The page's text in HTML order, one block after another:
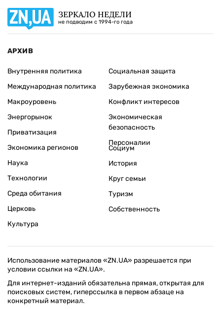
ЗЕРКАЛО НЕДЕЛИ
не подводим с 1994-го года
АРХИВ
Внутренняя политика
Международная политика
Макроуровень
Энергорынок
Приватизация
Экономика регионов
Социальная защита
Зарубежная экономика
Конфликт интересов
Экономическая
безопасность
Персоналии
Наука
Технологии
Среда обитания
Церковь
Культура
Социум
История
Круг семьи
Туризм
Собственность
Использование материалов «ZN.UA» разрешается при
условии ссылки на «ZN.UA».
Для интернет-изданий обязательна прямая, открытая для
поисковых систем, гиперссылка в первом абзаце на
конкретный материал.